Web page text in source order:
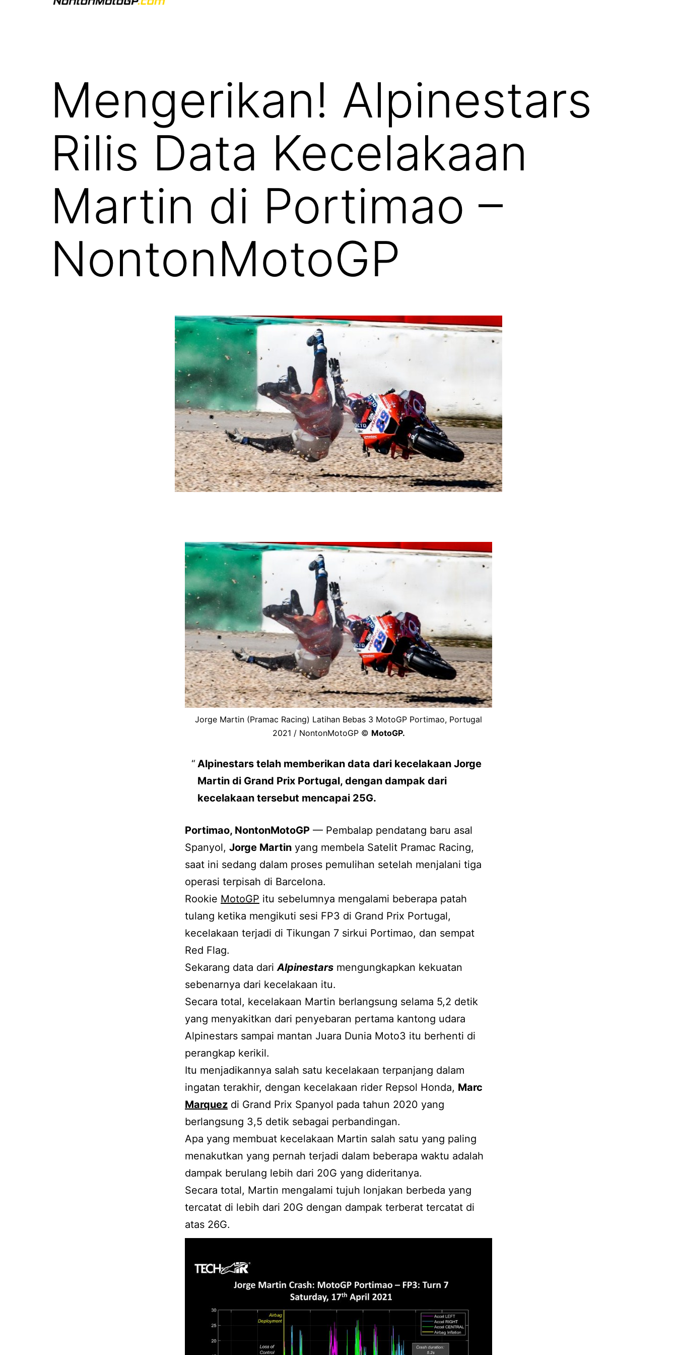
Mengerikan! Alpinestars
Rilis Data Kecelakaan
Martin di Portimao –
NontonMotoGP
Jorge Martin (Pramac Racing) Latihan Bebas 3 MotoGP Portimao, Portugal
2021 / NontonMotoGP © MotoGP.
Alpinestars telah memberikan data dari kecelakaan Jorge
Martin di Grand Prix Portugal, dengan dampak dari
kecelakaan tersebut mencapai 25G.
Portimao, NontonMotoGP — Pembalap pendatang baru asal
Spanyol, Jorge Martin yang membela Satelit Pramac Racing,
saat ini sedang dalam proses pemulihan setelah menjalani tiga
operasi terpisah di Barcelona.
Rookie MotoGP itu sebelumnya mengalami beberapa patah
tulang ketika mengikuti sesi FP3 di Grand Prix Portugal,
kecelakaan terjadi di Tikungan 7 sirkui Portimao, dan sempat
Red Flag.
Sekarang data dari Alpinestars mengungkapkan kekuatan
sebenarnya dari kecelakaan itu.
Secara total, kecelakaan Martin berlangsung selama 5,2 detik
yang menyakitkan dari penyebaran pertama kantong udara
Alpinestars sampai mantan Juara Dunia Moto3 itu berhenti di
perangkap kerikil.
Itu menjadikannya salah satu kecelakaan terpanjang dalam
ingatan terakhir, dengan kecelakaan rider Repsol Honda, Marc
Marquez di Grand Prix Spanyol pada tahun 2020 yang
berlangsung 3,5 detik sebagai perbandingan.
Apa yang membuat kecelakaan Martin salah satu yang paling
menakutkan yang pernah terjadi dalam beberapa waktu adalah
dampak berulang lebih dari 20G yang dideritanya.
Secara total, Martin mengalami tujuh lonjakan berbeda yang
tercatat di lebih dari 20G dengan dampak terberat tercatat di
atas 26G.